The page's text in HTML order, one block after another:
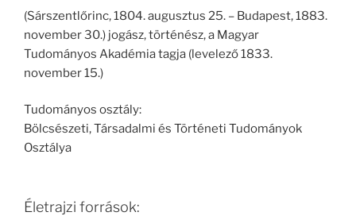
(Sárszentlőrinc, 1804. augusztus 25. – Budapest, 1883.
november 30.) jogász, történész, a Magyar
Tudományos Akadémia tagja (levelező 1833.
november 15.)
Tudományos osztály:
Bölcsészeti, Társadalmi és Történeti Tudományok
Osztálya
Életrajzi források: